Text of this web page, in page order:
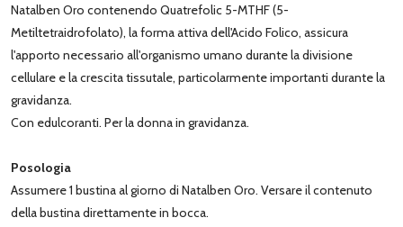
Natalben Oro contenendo Quatrefolic 5-MTHF (5-
Metiltetraidrofolato), la forma attiva dell'Acido Folico, assicura
l'apporto necessario all'organismo umano durante la divisione
cellulare e la crescita tissutale, particolarmente importanti durante la
gravidanza.
Con edulcoranti. Per la donna in gravidanza.
Posologia
Assumere 1 bustina al giorno di Natalben Oro. Versare il contenuto
della bustina direttamente in bocca.